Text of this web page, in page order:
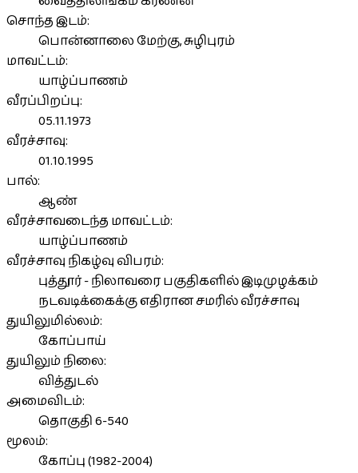
சொந்த இடம்:
பொன்னாலை மேற்கு, சுழிபுரம்
மாவட்டம்:
யாழ்ப்பாணம்
வீரப்பிறப்பு:
05.11.1973
வீரச்சாவு:
01.10.1995
பால்:
ஆண்
வீரச்சாவடைந்த மாவட்டம்:
யாழ்ப்பாணம்
வீரச்சாவு நிகழ்வு விபரம்:
புத்தூர் - நிலாவரை பகுதிகளில் இடிமுழக்கம்
நடவடிக்கைக்கு எதிரான சமரில் வீரச்சாவு
துயிலுமில்லம்:
கோப்பாய்
துயிலும் நிலை:
வித்துடல்
அமைவிடம்:
தொகுதி 6-540
மூலம்:
கோப்பு (1982-2004)